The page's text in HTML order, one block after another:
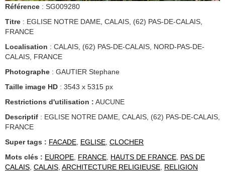
Référence : SG009280
Titre : EGLISE NOTRE DAME, CALAIS, (62) PAS-DE-CALAIS,
FRANCE
Localisation : CALAIS, (62) PAS-DE-CALAIS, NORD-PAS-DE-
CALAIS, FRANCE
Photographe : GAUTIER Stephane
Taille image HD : 3543 x 5315 px
Restrictions d'utilisation : AUCUNE
Descriptif : EGLISE NOTRE DAME, CALAIS, (62) PAS-DE-CALAIS,
FRANCE
Super tags : FACADE, EGLISE, CLOCHER
Mots clés : EUROPE, FRANCE, HAUTS DE FRANCE, PAS DE
CALAIS, CALAIS, ARCHITECTURE RELIGIEUSE, RELIGION